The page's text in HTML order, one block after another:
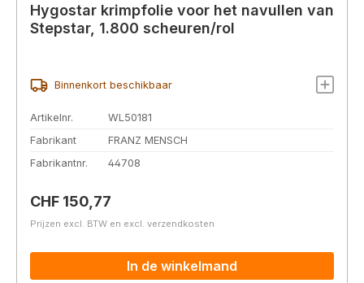
Hygostar krimpfolie voor het navullen van
Stepstar, 1.800 scheuren/rol
Binnenkort beschikbaar
Artikelnr.
WL50181
Fabrikant
FRANZ MENSCH
Fabrikantnr.
44708
Normale prijs:
CHF 150,77
Prijzen excl. BTW en excl. verzendkosten
In de winkelmand